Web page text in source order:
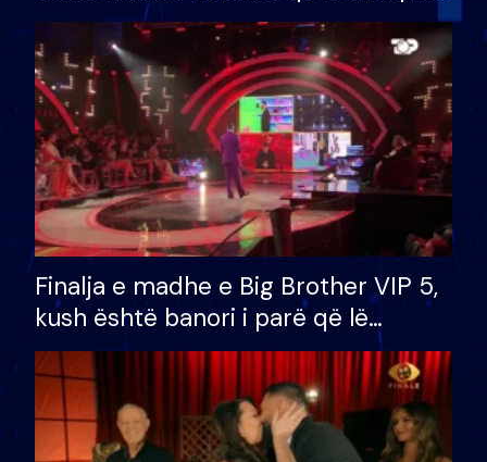
Finalja e madhe e Big Brother VIP 5,
kush është banori i parë që lë
shtëpinë dhe humb mundësinë për
të fituar çmimin e madh